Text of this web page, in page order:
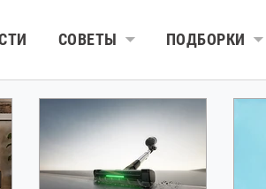
СОВЕТЫ ПОДБОРКИ